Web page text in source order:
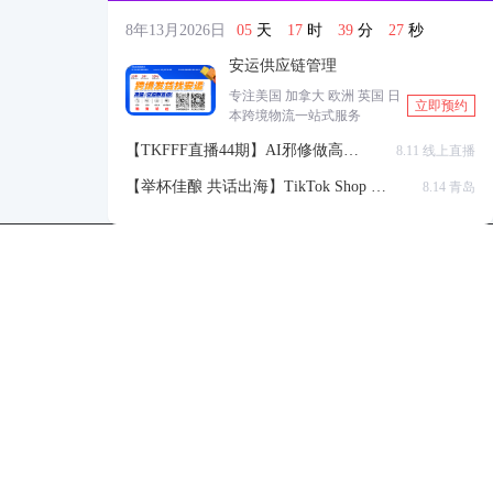
8年13月2026日 05 天 17 时 39 分 27 秒
安运供应链管理
专注美国 加拿大 欧洲 英国 日
本跨境物流一站式服务
立即预约
【TKFFF直播44期】AI邪修做高点
带货视频
8.11 线上直播
【举杯佳酿 共话出海】TikTok Shop 全
8.14 青岛